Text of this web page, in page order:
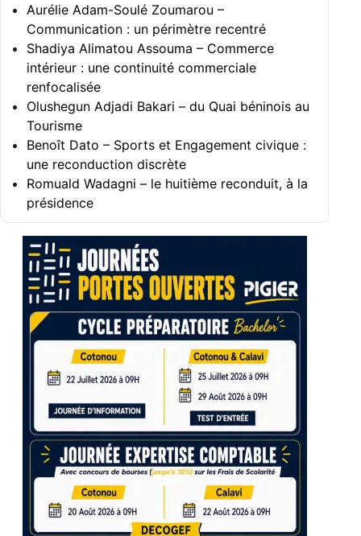
Aurélie Adam-Soulé Zoumarou –
Communication : un périmètre recentré
Shadiya Alimatou Assouma – Commerce
intérieur : une continuité commerciale
renfocalisée
Olushegun Adjadi Bakari – du Quai béninois au
Tourisme
Benoît Dato – Sports et Engagement civique :
une reconduction discrète
Romuald Wadagni – le huitième reconduit, à la
présidence